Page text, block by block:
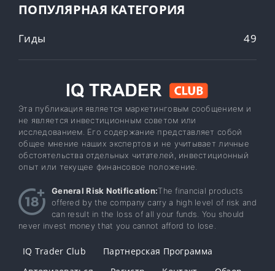
ПОПУЛЯРНАЯ КАТЕГОРИЯ
Гиды 49
Эта публикация является маркетинговым сообщением и
не является инвестиционным советом или
исследованием. Его содержание представляет собой
общее мнение наших экспертов и не учитывает личные
обстоятельства отдельных читателей, инвестиционный
опыт или текущее финансовое положение.
General Risk Notification:The financial products
offered by the company carry a high level of risk and
can result in the loss of all your funds. You should
never invest money that you cannot afford to lose.
IQ Trader Club
Партнерская Программа